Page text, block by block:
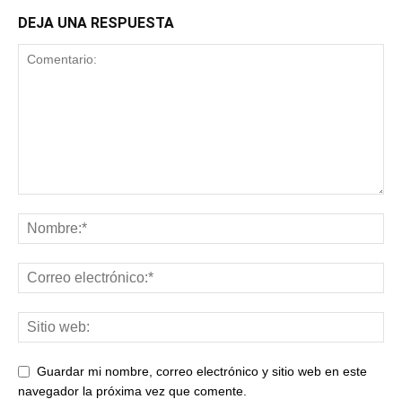
DEJA UNA RESPUESTA
Guardar mi nombre, correo electrónico y sitio web en este
navegador la próxima vez que comente.